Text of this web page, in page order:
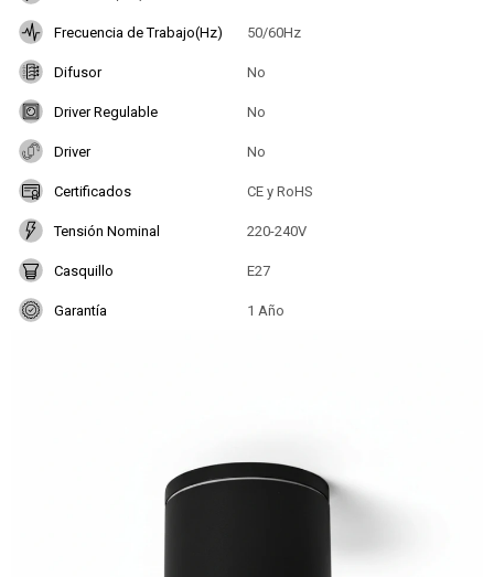
Frecuencia de Trabajo(Hz) 50/60Hz
Difusor No
Driver Regulable No
Driver No
Certificados CE y RoHS
Tensión Nominal 220-240V
Casquillo E27
Garantía 1 Año